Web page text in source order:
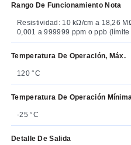
Rango De Funcionamiento Nota
Resistividad: 10 kΩ/cm a 18,26
0,001 a 999999 ppm o ppb
Temperatura De Operación, Máx.
120 °C
Temperatura De Operación
-25 °C
Detalle De Salida